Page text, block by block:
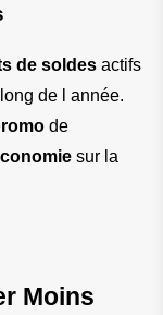
de soldes actifs
de l année.
de
sur la
Moins